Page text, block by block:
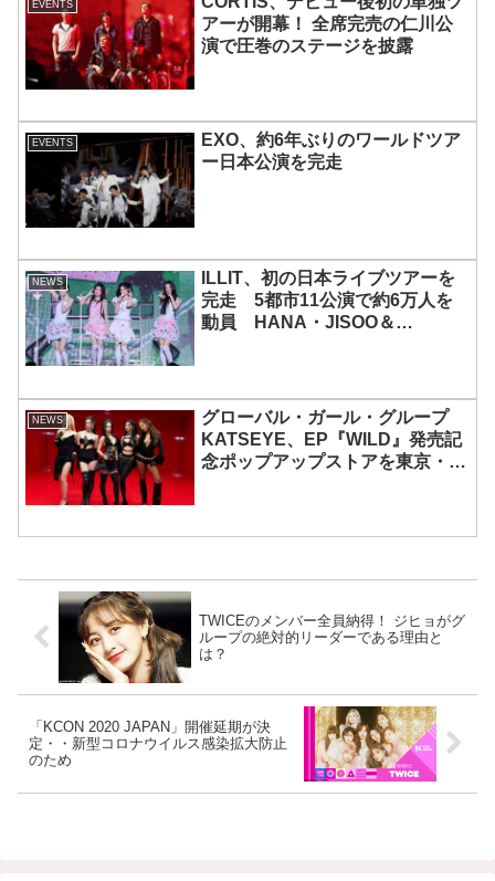
EVENTS
アーが開幕！ 全席完売の仁川公
演で圧巻のステージを披露
EVENTS
EXO、約6年ぶりのワールドツア
ー日本公演を完走
NEWS
ILLIT、初の日本ライブツアーを
完走 5都市11公演で約6万人を
動員 HANA・JISOO＆
NEWS
グローバル・ガール・グループ
KATSEYE、EP『WILD』発売記
念ポップアップストアを東京・原
TWICEのメンバー全員納得！ ジヒョがグ
ループの絶対的リーダーである理由と
は？
「KCON 2020 JAPAN」開催延期が決
定・・新型コロナウイルス感染拡大防止
のため